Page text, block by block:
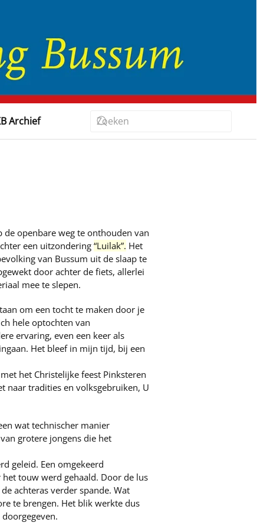
Archief
de openbare weg te onthouden van
een uitzondering“Luilak”. Het
van Bussum uit de slaap te
door achter de fiets, allerlei
mee te slepen.
om een tocht te maken door je
hele optochten van
ervaring, even een keer als
Het bleef in mijn tijd, bij een
het Christelijke feest Pinksteren
naar tradities en volksgebruiken, U
wat technischer manier
grotere jongens die het
geleid. Een omgekeerd
touw werd gehaald. Door de lus
achteras verder spande. Wat
te brengen. Het blik werkte dus